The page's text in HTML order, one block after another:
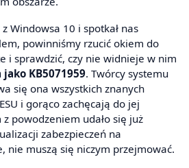
Windowsa 10 i spotkał nas
powinniśmy rzucić okiem do
i sprawdzić, czy nie widnieje w nim
KB5071959. Twórcy systemu
się ona wszystkich znanych
i gorąco zachęcają do jej
powodzeniem udało się już
zabezpieczeń na
nie muszą się niczym przejmować.